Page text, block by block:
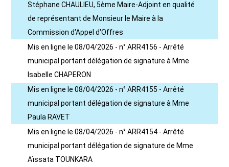
Stéphane CHAULIEU, 5ème Maire-Adjoint en qualité
de représentant de Monsieur le Maire à la
Commission d'Appel d'Offres
Mis en ligne le 08/04/2026 - n° ARR4156 - Arrêté
municipal portant délégation de signature à Mme
Isabelle CHAPERON
Mis en ligne le 08/04/2026 - n° ARR4155 - Arrêté
municipal portant délégation de signature à Mme
Paula RAVET
Mis en ligne le 08/04/2026 - n° ARR4154 - Arrêté
municipal portant délégation de signature de Mme
Aïssata TOUNKARA